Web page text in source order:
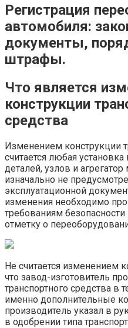
Регистрация
автомобиля:
документы,
штрафы.
Что является
конструкции
средства
Изменением конструкции
считается любая
деталей, узлов и
изначально не
эксплуатационной
изменения необходимо
требованиям
отметку о
Не считается изменением
что завод-изготовитель
транспортного средства в
именно дополнительные
производитель указал в
в одобрении типа